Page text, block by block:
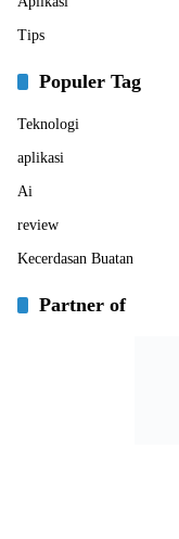
Tips
Populer Tag
Teknologi
aplikasi
Ai
review
Kecerdasan Buatan
Partner of